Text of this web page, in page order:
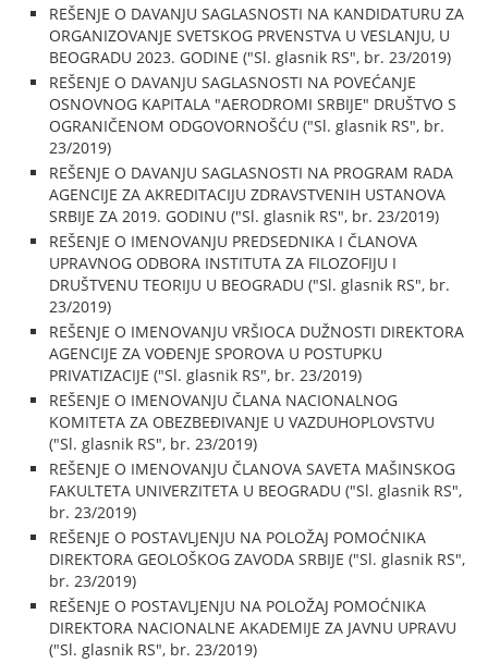
REŠENJE O DAVANJU SAGLASNOSTI NA KANDIDATURU ZA
ORGANIZOVANJE SVETSKOG PRVENSTVA U VESLANJU, U
BEOGRADU 2023. GODINE ("Sl. glasnik RS", br. 23/2019)
REŠENJE O DAVANJU SAGLASNOSTI NA POVEĆANJE
OSNOVNOG KAPITALA "AERODROMI SRBIJE" DRUŠTVO S
OGRANIČENOM ODGOVORNOŠĆU ("Sl. glasnik RS", br.
23/2019)
REŠENJE O DAVANJU SAGLASNOSTI NA PROGRAM RADA
AGENCIJE ZA AKREDITACIJU ZDRAVSTVENIH USTANOVA
SRBIJE ZA 2019. GODINU ("Sl. glasnik RS", br. 23/2019)
REŠENJE O IMENOVANJU PREDSEDNIKA I ČLANOVA
UPRAVNOG ODBORA INSTITUTA ZA FILOZOFIJU I
DRUŠTVENU TEORIJU U BEOGRADU ("Sl. glasnik RS", br.
23/2019)
REŠENJE O IMENOVANJU VRŠIOCA DUŽNOSTI DIREKTORA
AGENCIJE ZA VOĐENJE SPOROVA U POSTUPKU
PRIVATIZACIJE ("Sl. glasnik RS", br. 23/2019)
REŠENJE O IMENOVANJU ČLANA NACIONALNOG
KOMITETA ZA OBEZBEĐIVANJE U VAZDUHOPLOVSTVU
("Sl. glasnik RS", br. 23/2019)
REŠENJE O IMENOVANJU ČLANOVA SAVETA MAŠINSKOG
FAKULTETA UNIVERZITETA U BEOGRADU ("Sl. glasnik RS",
br. 23/2019)
REŠENJE O POSTAVLJENJU NA POLOŽAJ POMOĆNIKA
DIREKTORA GEOLOŠKOG ZAVODA SRBIJE ("Sl. glasnik RS",
br. 23/2019)
REŠENJE O POSTAVLJENJU NA POLOŽAJ POMOĆNIKA
DIREKTORA NACIONALNE AKADEMIJE ZA JAVNU UPRAVU
("Sl. glasnik RS", br. 23/2019)